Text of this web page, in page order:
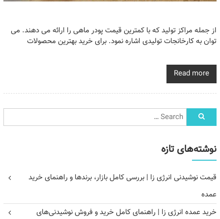
از جمله مراکز تولید که با کمترین قیمت پودر ماهی را ارائه می دهند. می
توان به کارخانجات تولیدی اشاره نمود. برای خرید بهترین محصولات
Read more
نوشته‌های تازه
قیمت نوشیدنی انرژی زا | بررسی کامل بازار، برندها و راهنمای خرید
عمده
خرید عمده انرژی زا | راهنمای کامل خرید و فروش نوشیدنی‌های